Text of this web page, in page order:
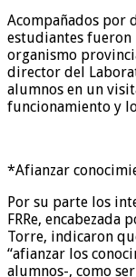
Acompañados por
estudiantes
organismo
director del
alumnos en un
funcionamiento y
*Afianzar
Por su parte los
FRRe, encabezada
Torre, indicaron
“afianzar los
alumnos-, como